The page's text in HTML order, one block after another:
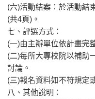
(六)活動結案：於活動結
(共4頁)。
七、評選方式：
(一)由主辦單位依計畫完
(二)每所大專校院以補助
討論。
(三)報名資料如不符規定
八、其他說明：